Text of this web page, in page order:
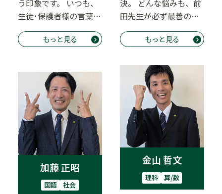
う印象です。 いつも、
生徒･保護者様の言葉に
耳を傾け、笑顔で穏や
かに対応していま…
もっと見る
決。 どんな悩みも、前
田先生が必ず最善の方
向へ導いてくれます
よ！！どんな難問に
もっと見る
加藤 正昭
国語 社会
金山 哲文
理科 算/数